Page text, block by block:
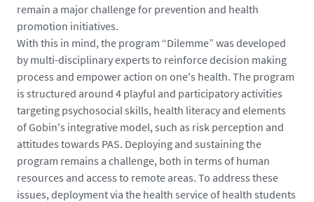
remain a major challenge for prevention and health
promotion initiatives.
With this in mind, the program “Dilemme” was developed
by multi-disciplinary experts to reinforce decision making
process and empower action on one's health. The program
is structured around 4 playful and participatory activities
targeting psychosocial skills, health literacy and elements
of Gobin's integrative model, such as risk perception and
attitudes towards PAS. Deploying and sustaining the
program remains a challenge, both in terms of human
resources and access to remote areas. To address these
issues, deployment via the health service of health students